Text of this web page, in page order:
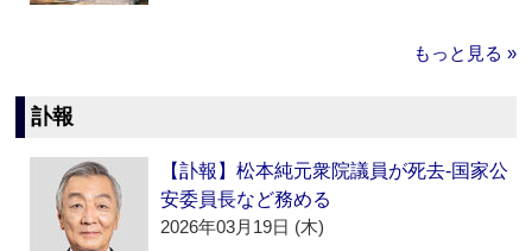
もっと見る »
訃報
【訃報】松本純元衆院議員が死去‐国家公
安委員長など務める
2026年03月19日 (木)